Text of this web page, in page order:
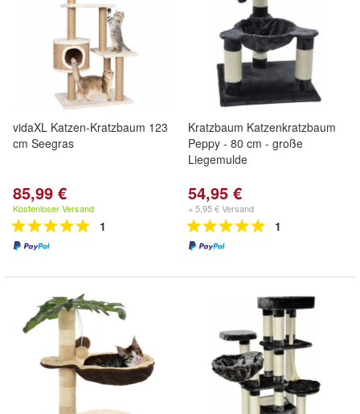
vidaXL Katzen-Kratzbaum 123
cm Seegras
85,99 €
Kostenloser Versand
1
Kratzbaum Katzenkratzbaum
Peppy - 80 cm - große
Liegemulde
54,95 €
+ 5,95 € Versand
1